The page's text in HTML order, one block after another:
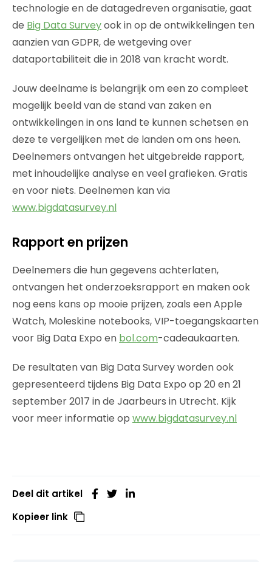
technologie en de datagedreven organisatie, gaat
de Big Data Surveyook in op de ontwikkelingen ten
aanzien van GDPR, de wetgeving over
dataportabiliteit die in 2018 van kracht wordt.
Jouw deelname is belangrijk om een zo compleet
mogelijk beeld van de stand van zaken en
ontwikkelingen in ons land te kunnen schetsen en
deze te vergelijken met de landen om ons heen.
Deelnemers ontvangen het uitgebreide rapport,
met inhoudelijke analyse en veel grafieken. Gratis
en voor niets. Deelnemen kan via
www.bigdatasurvey.nl
Rapport en prijzen
Deelnemers die hun gegevens achterlaten,
ontvangen het onderzoeksrapport en maken ook
nog eens kans op mooie prijzen, zoals een Apple
Watch, Moleskine notebooks, VIP-toegangskaarten
voor Big Data Expo en bol.com-cadeaukaarten.
De resultaten van Big Data Survey worden ook
gepresenteerd tijdens Big Data Expo op 20 en 21
september 2017 in de Jaarbeurs in Utrecht. Kijk
voor meer informatie op www.bigdatasurvey.nl
Deel dit artikel
Kopieer link